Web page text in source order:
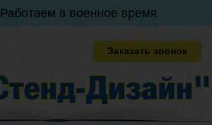
Работаем в военное время
Заказать звонок